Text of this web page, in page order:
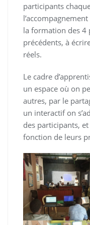
participants
la formation des 4
précédents, à
réels.
Le cadre
un espace où on
autres, par le
un interactif on
des participants,
fonction de leurs